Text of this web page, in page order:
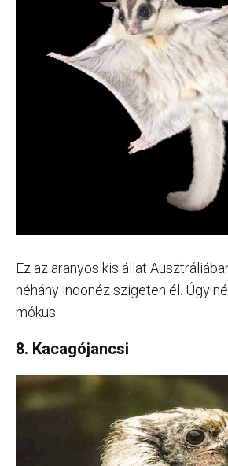
Ez az aranyos kis állat
néhány indonéz szigeten él. Úgy
mókus.
8. Kacagójancsi